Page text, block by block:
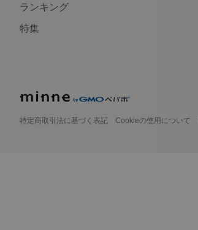
ランキング
特集
特定商取引法に基づく表記 Cookieの使用について